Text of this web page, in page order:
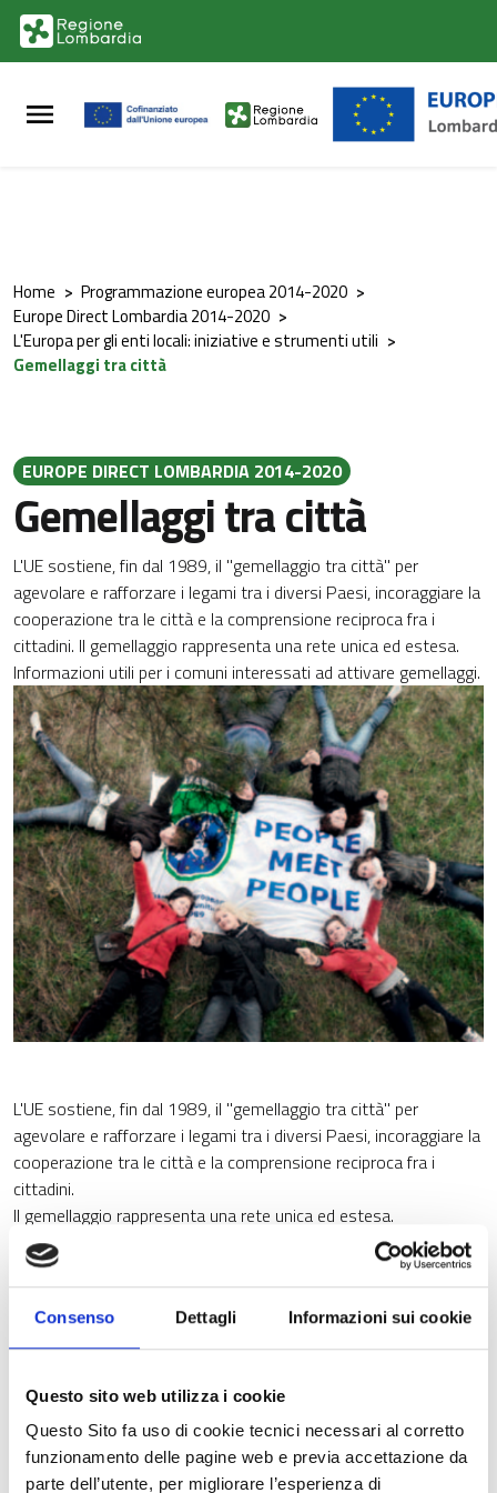
Consenso Dettagli Informazioni sui cookie
Questo sito web utilizza i cookie
Questo Sito fa uso di cookie tecnici necessari al corretto
funzionamento delle pagine web e previa accettazione da
parte dell’utente, per migliorare l’esperienza di
Vai al contenuto principale
Vai al footer
Home > Programmazione europea 2014-2020 >
Europe Direct Lombardia 2014-2020 >
L'Europa per gli enti locali: iniziative e strumenti utili >
Gemellaggi tra città
EUROPE DIRECT LOMBARDIA 2014-2020
Gemellaggi tra città
L'UE sostiene, fin dal 1989, il "gemellaggio tra città" per
agevolare e rafforzare i legami tra i diversi Paesi, incoraggiare la
cooperazione tra le città e la comprensione reciproca fra i
cittadini. Il gemellaggio rappresenta una rete unica ed estesa.
Informazioni utili per i comuni interessati ad attivare gemellaggi.
L'UE sostiene, fin dal 1989, il "gemellaggio tra città" per
agevolare e rafforzare i legami tra i diversi Paesi, incoraggiare la
cooperazione tra le città e la comprensione reciproca fra i
cittadini.
Il gemellaggio rappresenta una rete unica ed estesa.
Comitati di gemellaggio
I Comitati di gemellaggio sono composti di cittadini volontari
che lavorano con le autorità locali e le associazioni, e
Finanziamenti
Le iniziative di gemellaggi tra città sono finanziate, dal 2007 al
2013, con il Programma "Europa per i cittadini" - Azione 1
Cittadini attivi per l'Europa, attraverso due tipi d’attività: